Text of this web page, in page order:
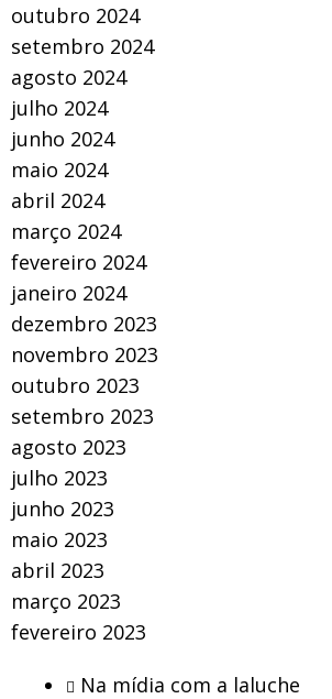
outubro 2024
setembro 2024
agosto 2024
julho 2024
junho 2024
maio 2024
abril 2024
março 2024
fevereiro 2024
janeiro 2024
dezembro 2023
novembro 2023
outubro 2023
setembro 2023
agosto 2023
julho 2023
junho 2023
maio 2023
abril 2023
março 2023
fevereiro 2023
Na mídia com a laluche